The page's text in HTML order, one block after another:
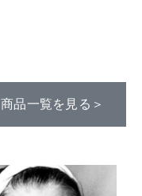
商品一覧を見る＞